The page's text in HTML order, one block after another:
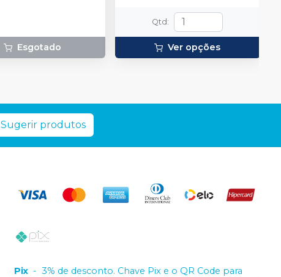
Esgotado
Qtd :
Ver opções
Sugerir produtos
Pix - 3% de desconto. Chave Pix e o QR Code para